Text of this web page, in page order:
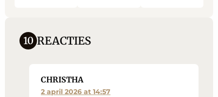
10 REACTIES
CHRISTHA
2 april 2026 at 14:57